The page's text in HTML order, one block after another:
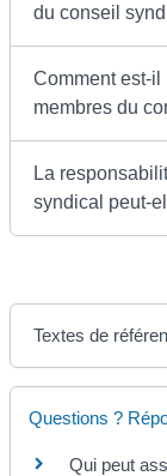
du conseil
Comment est-il
membres du
La
syndical peut-
Textes de
Questions ?
Qui peut